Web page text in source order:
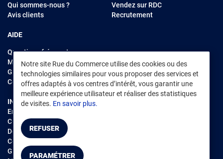
Notre site Rue du Commerce utilise des cookies ou des
technologies similaires pour vous proposer des services et
offres adaptés à vos centres d’intérêt, vous garantir une
meilleure expérience utilisateur et réaliser des statistiques
de visites. En savoir plus.
REFUSER
PARAMÉTRER
Qui sommes-nous ?
Avis clients
AIDE
Questions fréquentes
Modes de règlements
Garantie et retours
Contacter Rue du Commerce
Vendez sur RDC
Recrutement
INFORMATIONS LÉGALES
Environnement
CGV /CGU Marketplace
Données personnelles
Cookies
Gérer mes cookies